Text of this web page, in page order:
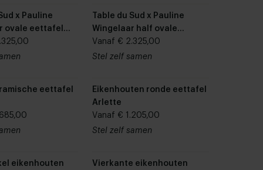
x Pauline
ovale eettafel
Table du Sud x Pauline
Wingelaar half ovale
eettafel Pip
Vanaf € 2.325,00
Stel zelf samen
eettafel
Eikenhouten ronde eettafel
Arlette
Vanaf € 1.205,00
Stel zelf samen
eikenhouten
Vierkante eikenhouten